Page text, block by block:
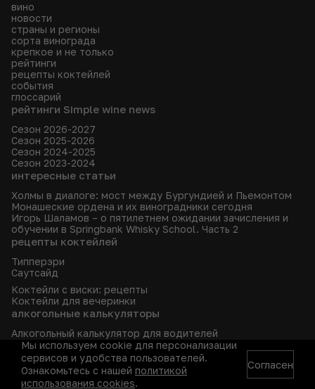
вино
новости
страны и регионы
сорта винограда
крепкое и не только
рейтинги
рецепты коктейлей
события
глоссарий
рейтинги Simple wine news
Сезон 2026-2027
Сезон 2025-2026
Сезон 2024-2025
Сезон 2023-2024
интересные статьи
Холмы в диалоге: мост между Бургундией и Пьемонтом
Монашеские ордена и их виноградники сегодня
Игорь Шаламов – о пятилетнем ожидании зачисления и
обучении в Springbank Whisky School. Часть 2
рецепты коктейлей
Типперэри
Саутсайд
Коктейли с виски: рецепты
Коктейли для вечеринки
алкогольные калькуляторы
Алкогольный калькулятор для водителей
читателям
Рассылка
Архив
о нас
Об издании
Редакция
Мы используем cookie для персонализации
сервисов и удобства пользователей.
Ознакомьтесь с нашей политикой
использования cookies.
Согласен